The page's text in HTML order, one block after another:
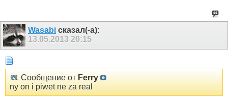
Wasabi сказал(-а):
13.05.2013 20:15
Сообщение от Ferry
ny on i piwet ne za real